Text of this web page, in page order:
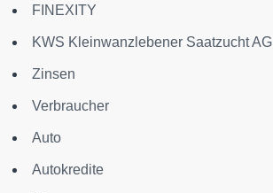
FINEXITY
KWS Kleinwanzlebener Saatzucht AG
Zinsen
Verbraucher
Auto
Autokredite